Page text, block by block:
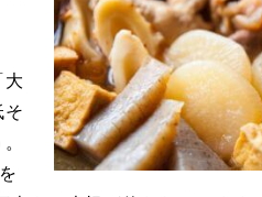
大
そ